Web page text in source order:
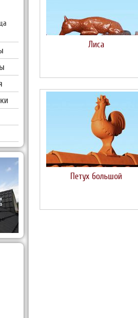
Лиса
Петух большой